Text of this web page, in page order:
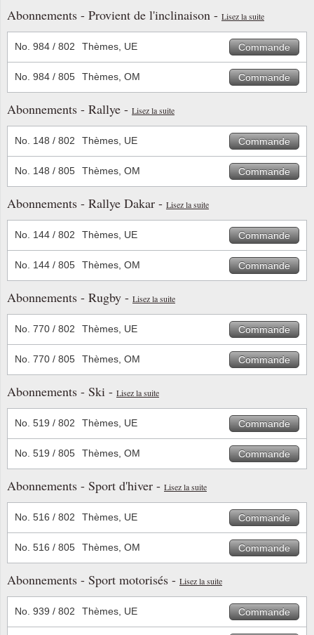
Abonnements - Provient de l'inclinaison - Lisez la suite
No. 984 / 802 Thèmes, UE Commande
No. 984 / 805 Thèmes, OM Commande
Abonnements - Rallye - Lisez la suite
No. 148 / 802 Thèmes, UE Commande
No. 148 / 805 Thèmes, OM Commande
Abonnements - Rallye Dakar - Lisez la suite
No. 144 / 802 Thèmes, UE Commande
No. 144 / 805 Thèmes, OM Commande
Abonnements - Rugby - Lisez la suite
No. 770 / 802 Thèmes, UE Commande
No. 770 / 805 Thèmes, OM Commande
Abonnements - Ski - Lisez la suite
No. 519 / 802 Thèmes, UE Commande
No. 519 / 805 Thèmes, OM Commande
Abonnements - Sport d'hiver - Lisez la suite
No. 516 / 802 Thèmes, UE Commande
No. 516 / 805 Thèmes, OM Commande
Abonnements - Sport motorisés - Lisez la suite
No. 939 / 802 Thèmes, UE Commande